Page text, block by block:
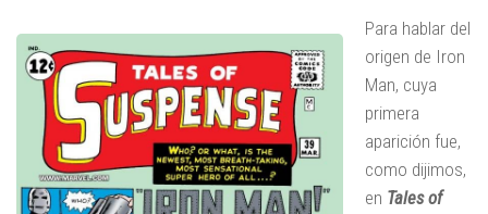
Para hablar del
origen de Iron
Man, cuya
primera
aparición fue,
como dijimos,
en Tales of